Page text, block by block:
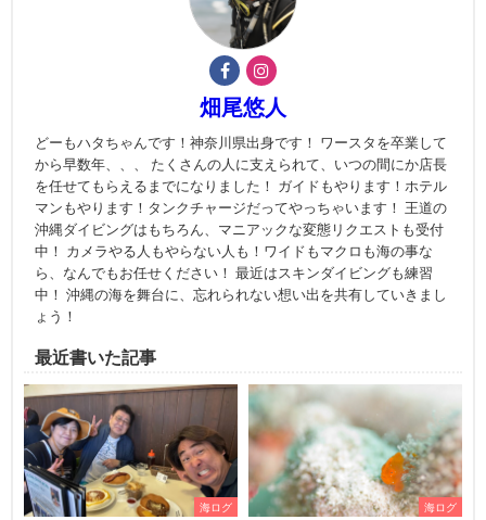
畑尾悠人
どーもハタちゃんです！神奈川県出身です！ ワースタを卒業して
から早数年、、、 たくさんの人に支えられて、いつの間にか店長
を任せてもらえるまでになりました！ ガイドもやります！ホテル
マンもやります！タンクチャージだってやっちゃいます！ 王道の
沖縄ダイビングはもちろん、マニアックな変態リクエストも受付
中！ カメラやる人もやらない人も！ワイドもマクロも海の事な
ら、なんでもお任せください！ 最近はスキンダイビングも練習
中！ 沖縄の海を舞台に、忘れられない想い出を共有していきまし
ょう！
最近書いた記事
海ログ 海ログ